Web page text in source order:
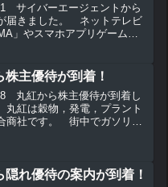
サイバーエージェントから
届きました。 ネットテレビ
」やスマホアプリゲーム
でしか放送されないスポー
る...
株主優待が到着！
丸紅から株主優待が到着し
紅は穀物，発電，プラント
商社です。 街中でガソリン
間限...
隠れ優待の案内が到着！